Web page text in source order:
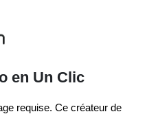
en Un Clic
requise. Ce créateur de